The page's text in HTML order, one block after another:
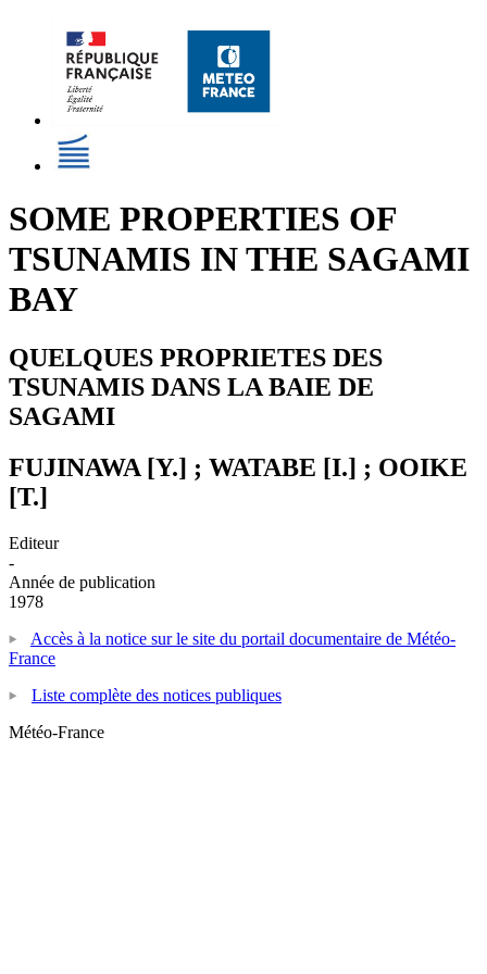
SOME PROPERTIES OF
TSUNAMIS IN THE SAGAMI
BAY
QUELQUES PROPRIETES DES
TSUNAMIS DANS LA BAIE DE
SAGAMI
FUJINAWA [Y.] ; WATABE [I.] ; OOIKE
[T.]
Editeur
-
Année de publication
1978
Accès à la notice sur le site du portail documentaire de Météo-
France
Liste complète des notices publiques
Météo-France